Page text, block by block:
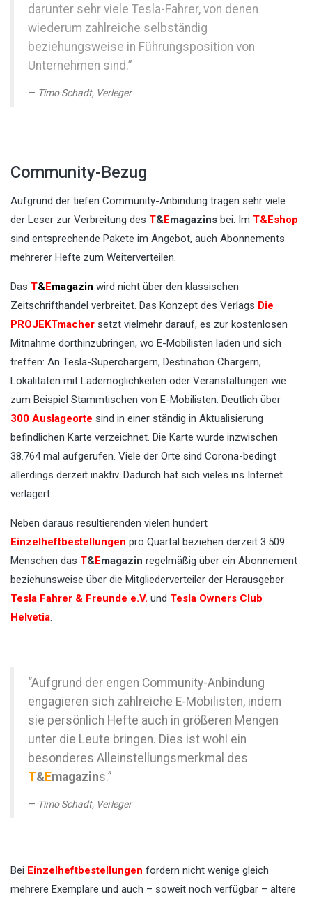
darunter sehr viele Tesla-Fahrer, von denen
wiederum zahlreiche selbständig
beziehungsweise in Führungsposition von
Unternehmen sind.”
Timo Schadt, Verleger
Community-Bezug
Aufgrund der tiefen Community-Anbindung tragen sehr viele
der Leser zur Verbreitung des T&Emagazins bei. Im T&Eshop
sind entsprechende Pakete im Angebot, auch Abonnements
mehrerer Hefte zum Weiterverteilen.
Das T&Emagazin wird nicht über den klassischen
Zeitschrifthandel verbreitet. Das Konzept des Verlags Die
PROJEKTmacher setzt vielmehr darauf, es zur kostenlosen
Mitnahme dorthinzubringen, wo E-Mobilisten laden und sich
treffen: An Tesla-Superchargern, Destination Chargern,
Lokalitäten mit Lademöglichkeiten oder Veranstaltungen wie
zum Beispiel Stammtischen von E-Mobilisten. Deutlich über
300 Auslageorte sind in einer ständig in Aktualisierung
befindlichen Karte verzeichnet. Die Karte wurde inzwischen
38.764 mal aufgerufen. Viele der Orte sind Corona-bedingt
allerdings derzeit inaktiv. Dadurch hat sich vieles ins Internet
verlagert.
Neben daraus resultierenden vielen hundert
Einzelheftbestellungen pro Quartal beziehen derzeit 3.509
Menschen das T&Emagazin regelmäßig über ein Abonnement
beziehunsweise über die Mitgliederverteiler der Herausgeber
Tesla Fahrer & Freunde e.V. und Tesla Owners Club
Helvetia.
“Aufgrund der engen Community-Anbindung
engagieren sich zahlreiche E-Mobilisten, indem
sie persönlich Hefte auch in größeren Mengen
unter die Leute bringen. Dies ist wohl ein
besonderes Alleinstellungsmerkmal des
T&Emagazins.”
Timo Schadt, Verleger
Bei Einzelheftbestellungen fordern nicht wenige gleich
mehrere Exemplare und auch – soweit noch verfügbar – ältere